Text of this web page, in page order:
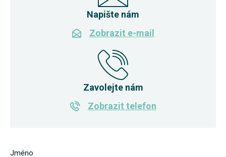
Napište nám
Zobrazit e-mail
Zavolejte nám
Zobrazit telefon
Jméno